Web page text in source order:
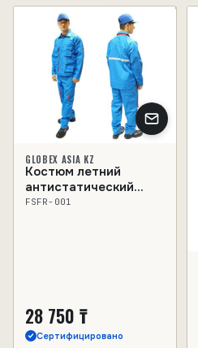
GLOBEX ASIA KZ
Костюм летний
антистатический
(куртка+брюки) FS FR
FSFR-001
28 750 ₸
Сертифицировано